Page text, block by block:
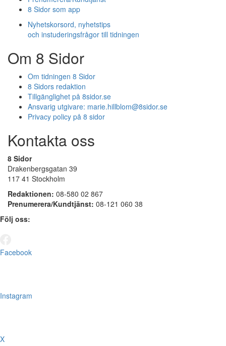
8 Sidor som app
Nyhetskorsord, nyhetstips
och instuderingsfrågor till tidningen
Om 8 Sidor
Om tidningen 8 Sidor
8 Sidors redaktion
Tillgänglighet på 8sidor.se
Ansvarig utgivare: marie.hillblom@8sidor.se
Privacy policy på 8 sidor
Kontakta oss
8 Sidor
Drakenbergsgatan 39
117 41 Stockholm
Redaktionen: 08-580 02 867
Prenumerera/Kundtjänst: 08-121 060 38
Följ oss:
Facebook
Instagram
X